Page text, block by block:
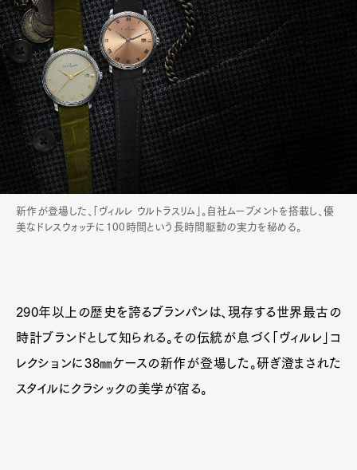
新作が登場した、「ヴィルレ ウルトラスリム」。自社ムーブメントを搭載し、優
美なドレスウォッチに100時間という長時間駆動の実力を秘める。
290年以上の歴史を誇るブランパンは、現存する世界最古の
時計ブランドとして知られる。その伝統が息づく「ヴィルレ」コ
レクションに38㎜ケースの新作が登場した。研ぎ澄まされた
スタイルにクラシックの美学が宿る。